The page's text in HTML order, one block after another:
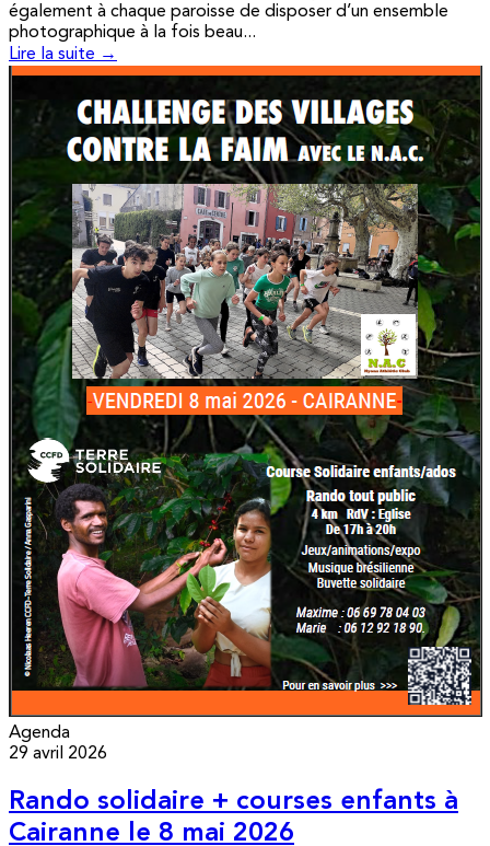
également à chaque paroisse de disposer d’un ensemble
photographique à la fois beau...
Lire la suite →
Agenda
29 avril 2026
Rando solidaire + courses enfants à
Cairanne le 8 mai 2026